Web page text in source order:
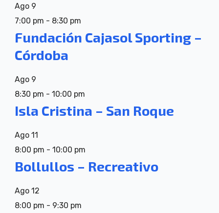
Ago 9
7:00 pm - 8:30 pm
Fundación Cajasol Sporting –
Córdoba
Ago 9
8:30 pm - 10:00 pm
Isla Cristina – San Roque
Ago 11
8:00 pm - 10:00 pm
Bollullos – Recreativo
Ago 12
8:00 pm - 9:30 pm